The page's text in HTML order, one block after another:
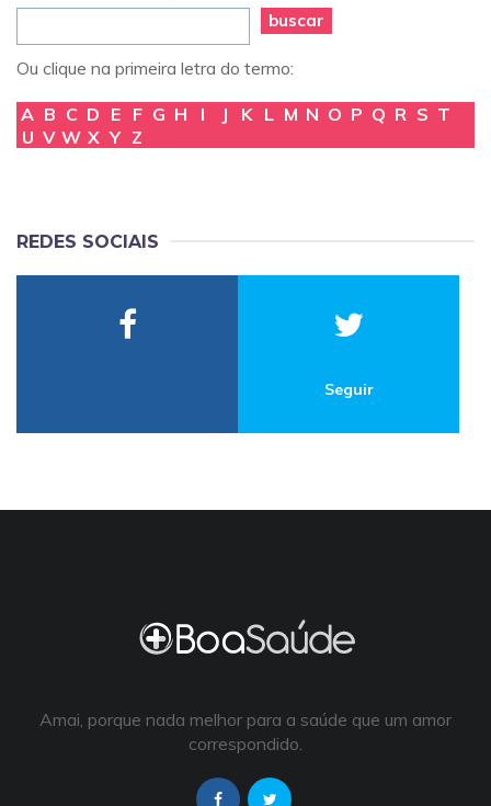
buscar
Ou clique na primeira letra do termo:
A B C D E F G H I J K L M N O P Q R S T
U V W X Y Z
REDES SOCIAIS
Seguir
Amai, porque nada melhor para a saúde que um amor
correspondido.